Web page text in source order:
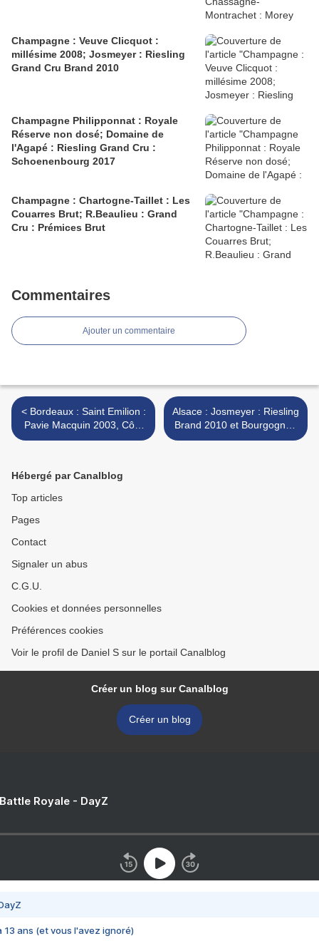
Champagne : Veuve Clicquot :
millésime 2008; Josmeyer : Riesling
Grand Cru Brand 2010
Champagne Philipponnat : Royale
Réserve non dosé; Domaine de
l'Agapé : Riesling Grand Cru :
Schoenenbourg 2017
Champagne : Chartogne-Taillet : Les
Couarres Brut; R.Beaulieu : Grand
Cru : Prémices Brut
Commentaires
Ajouter un commentaire
< Bordeaux : Saint Emilion :
Pavie Macquin 2003, Côte
Rôtie : Jamet 2009, et
Alsace : Josmeyer : Riesling
Brand 2010 et Bourgogne :
Chablis : William Fèvre :
Hébergé par Canalblog
Top articles
Pages
Contact
Signaler un abus
C.G.U.
Cookies et données personnelles
Préférences cookies
Voir le profil de Daniel S sur le portail Canalblog
Créer un blog sur Canalblog
Créer un blog
Royale - DayZ
13 ans (et vous l'avez ignoré)